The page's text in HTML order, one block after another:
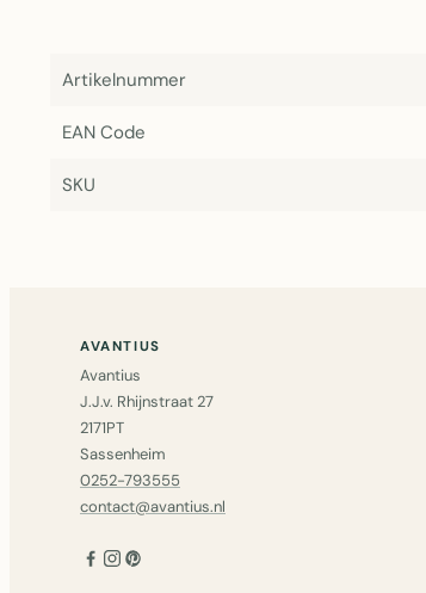
Artikelnummer
EAN Code
SKU
AVANTIUS
Avantius
J.J.v. Rhijnstraat 27
2171PT
Sassenheim
0252-793555
contact@avantius.nl